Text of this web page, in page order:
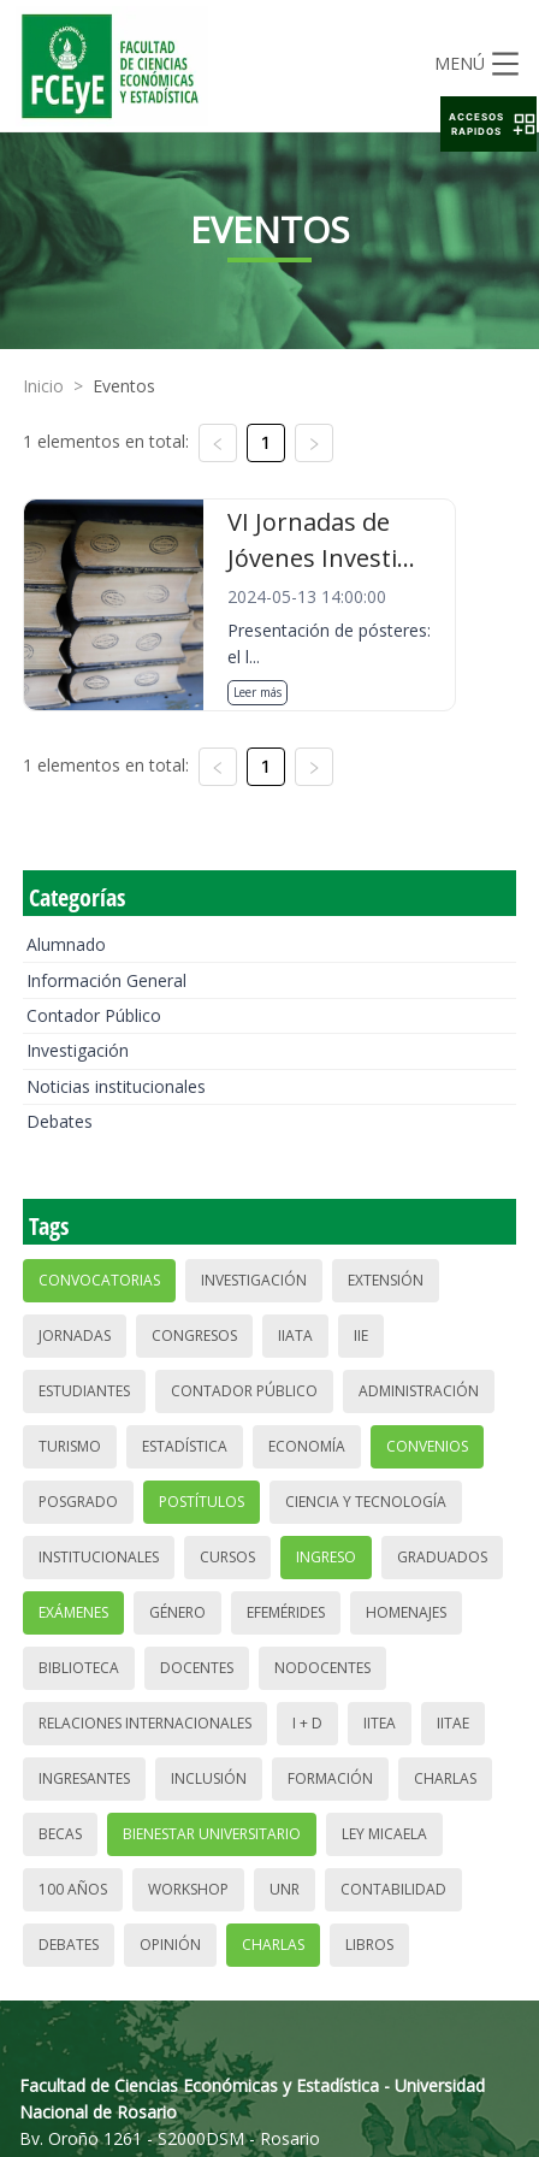
MENÚ
EVENTOS
Inicio > Eventos
1 elementos en total: 1
VI Jornadas de
Jóvenes Investi...
2024-05-13 14:00:00
Presentación de pósteres:
el l...
Leer más
1 elementos en total: 1
Categorías
Alumnado
Información General
Contador Público
Investigación
Noticias institucionales
Debates
Tags
CONVOCATORIAS INVESTIGACIÓN EXTENSIÓN
JORNADAS CONGRESOS IIATA IIE
ESTUDIANTES CONTADOR PÚBLICO ADMINISTRACIÓN
TURISMO ESTADÍSTICA ECONOMÍA CONVENIOS
POSGRADO POSTÍTULOS CIENCIA Y TECNOLOGÍA
INSTITUCIONALES CURSOS INGRESO GRADUADOS
EXÁMENES GÉNERO EFEMÉRIDES HOMENAJES
BIBLIOTECA DOCENTES NODOCENTES
RELACIONES INTERNACIONALES I + D IITEA IITAE
INGRESANTES INCLUSIÓN FORMACIÓN CHARLAS
BECAS BIENESTAR UNIVERSITARIO LEY MICAELA
100 AÑOS WORKSHOP UNR CONTABILIDAD
DEBATES OPINIÓN CHARLAS LIBROS
Facultad de Ciencias Económicas y Estadística - Universidad
Nacional de Rosario
Bv. Oroño 1261 - S2000DSM - Rosario
ACCESOS
RAPIDOS